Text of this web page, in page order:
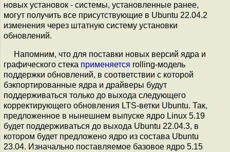
новых установок - системы, установленные ранее,
могут получить все присутствующие в Ubuntu 22.04.2
изменения через штатную систему установки
обновлений.
Напомним, что для поставки новых версий ядра и
графического стека применяется rolling-модель
поддержки обновлений, в соответствии с которой
бэкпортированные ядра и драйверы будут
поддерживаться только до выхода следующего
корректирующего обновления LTS-ветки Ubuntu. Так,
предложенное в нынешнем выпуске ядро Linux 5.19
будет поддерживаться до выхода Ubuntu 22.04.3, в
котором будет предложено ядро из состава Ubuntu
23.04. Изначально поставляемое базовое ядро 5.15